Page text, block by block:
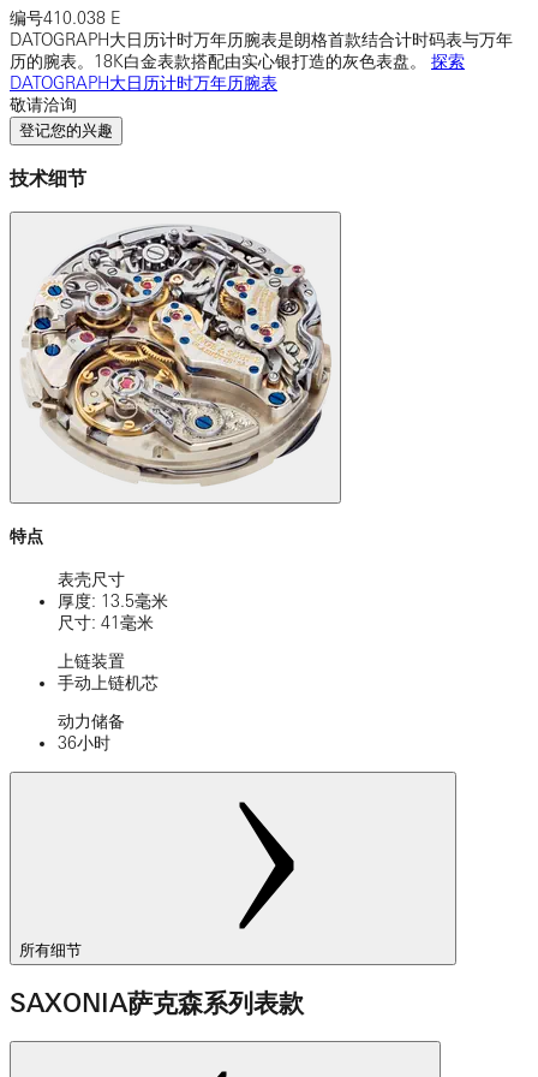
编号410.038 E
DATOGRAPH大日历计时万年历腕表是朗格首款结合计时码表与万年
历的腕表。18K白金表款搭配由实心银打造的灰色表盘。 探索
DATOGRAPH大日历计时万年历腕表
敬请洽询
登记您的兴趣
技术细节
特点
表壳尺寸
厚度: 13.5毫米
尺寸: 41毫米
上链装置
手动上链机芯
动力储备
36小时
所有细节
SAXONIA萨克森系列表款